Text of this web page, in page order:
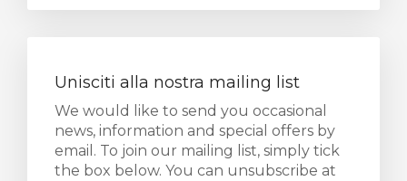
Unisciti alla nostra mailing list
We would like to send you occasional
news, information and special offers by
email. To join our mailing list, simply tick
the box below. You can unsubscribe at